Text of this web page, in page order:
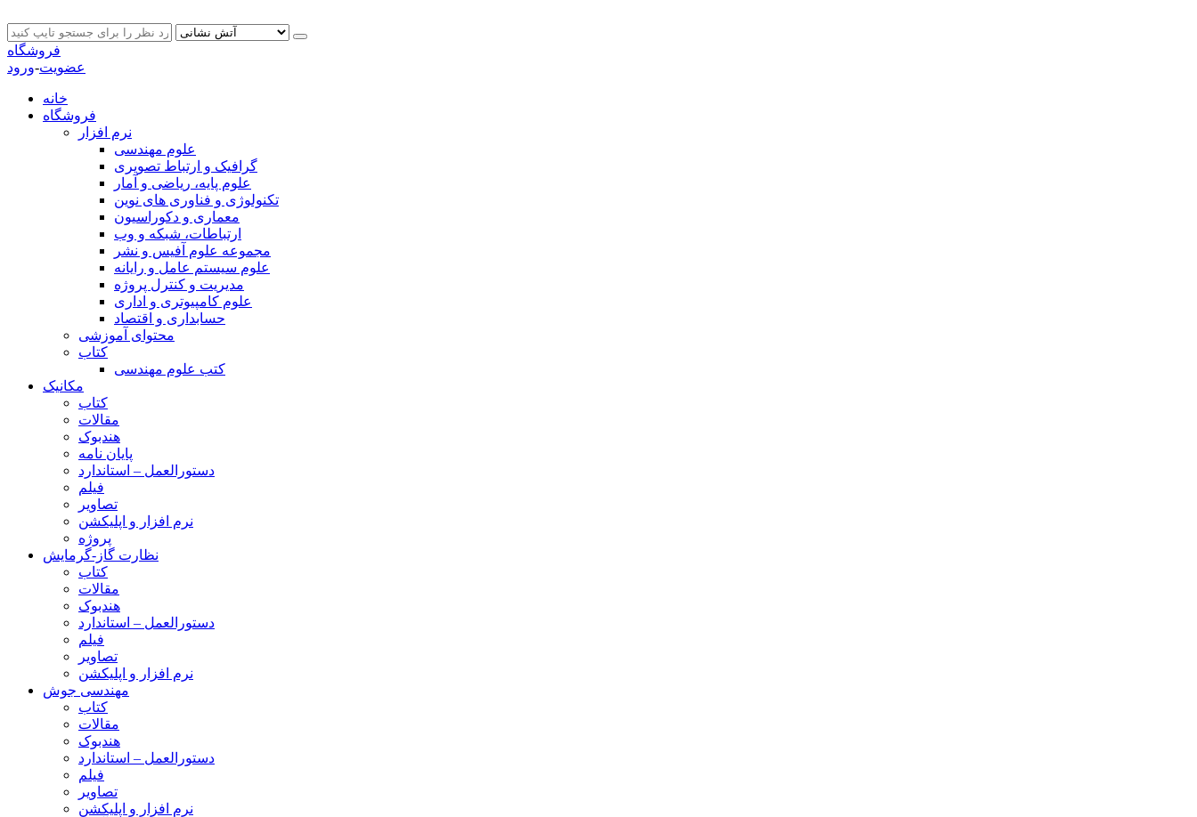
فروشگاه
عضویت-ورود
خانه
فروشگاه
نرم افزار
علوم مهندسی
گرافیک و ارتباط تصویری
علوم پایه، ریاضی و آمار
تکنولوژی و فناوری های نوین
معماری و دکوراسیون
ارتباطات، شبکه و وب
مجموعه علوم آفیس و نشر
علوم سیستم عامل و رایانه
مدیریت و کنترل پروژه
علوم کامپیوتری و اداری
حسابداری و اقتصاد
محتوای آموزشی
کتاب
کتب علوم مهندسی
مکانیک
کتاب
مقالات
هندبوک
پایان نامه
دستورالعمل – استاندارد
فیلم
تصاویر
نرم افزار و اپلیکشن
پروژه
نظارت گاز-گرمایش
کتاب
مقالات
هندبوک
دستورالعمل – استاندارد
فیلم
تصاویر
نرم افزار و اپلیکشن
مهندسی جوش
کتاب
مقالات
هندبوک
دستورالعمل – استاندارد
فیلم
تصاویر
نرم افزار و اپلیکشن